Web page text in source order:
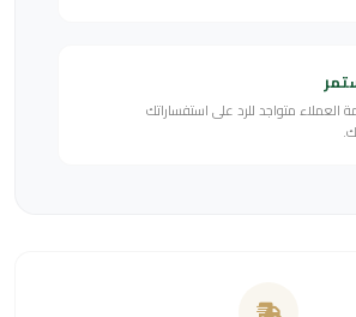
العملاء متواجد للرد على استفساراتك